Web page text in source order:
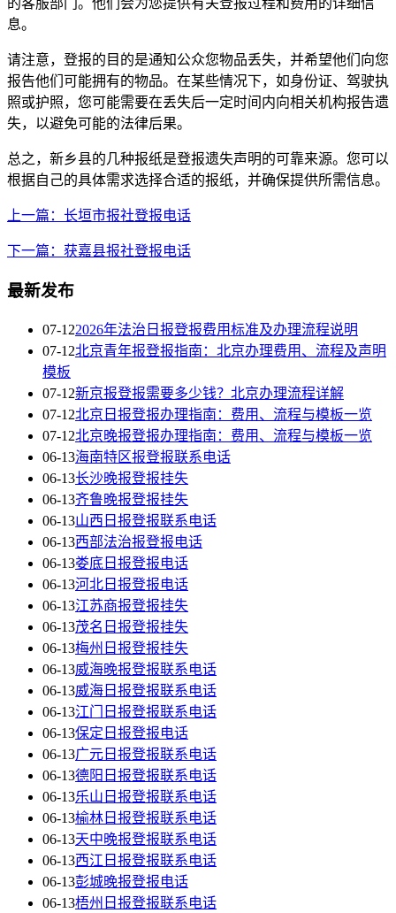
的客服部门。他们会为您提供有关登报过程和费用的详细信
息。
请注意，登报的目的是通知公众您物品丢失，并希望他们向您
报告他们可能拥有的物品。在某些情况下，如身份证、驾驶执
照或护照，您可能需要在丢失后一定时间内向相关机构报告遗
失，以避免可能的法律后果。
总之，新乡县的几种报纸是登报遗失声明的可靠来源。您可以
根据自己的具体需求选择合适的报纸，并确保提供所需信息。
上一篇：长垣市报社登报电话
下一篇：获嘉县报社登报电话
最新发布
07-122026年法治日报登报费用标准及办理流程说明
07-12北京青年报登报指南：北京办理费用、流程及声明
模板
07-12新京报登报需要多少钱？北京办理流程详解
07-12北京日报登报办理指南：费用、流程与模板一览
07-12北京晚报登报办理指南：费用、流程与模板一览
06-13海南特区报登报联系电话
06-13长沙晚报登报挂失
06-13齐鲁晚报登报挂失
06-13山西日报登报联系电话
06-13西部法治报登报电话
06-13娄底日报登报电话
06-13河北日报登报电话
06-13江苏商报登报挂失
06-13茂名日报登报挂失
06-13梅州日报登报挂失
06-13威海晚报登报联系电话
06-13威海日报登报联系电话
06-13江门日报登报联系电话
06-13保定日报登报电话
06-13广元日报登报联系电话
06-13德阳日报登报联系电话
06-13乐山日报登报联系电话
06-13榆林日报登报联系电话
06-13天中晚报登报联系电话
06-13西江日报登报联系电话
06-13彭城晚报登报电话
06-13梧州日报登报联系电话